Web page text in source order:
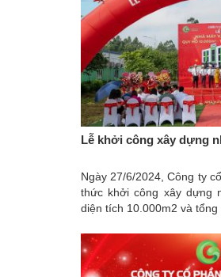
Lễ khởi công xây dựng
Ngày 27/6/2024, Công ty
thức khởi công xây dựng
diện tích 10.000m2 và tổng